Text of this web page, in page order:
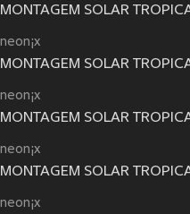
MONTAGEM SOLAR
neon¡x
MONTAGEM SOLAR
neon¡x
MONTAGEM SOLAR
neon¡x
MONTAGEM SOLAR
neon¡x